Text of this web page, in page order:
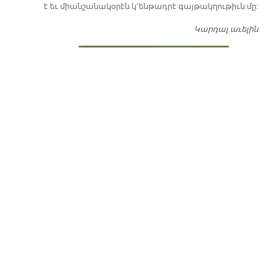
է եւ միանշանակօրէն կ՚ենթադրէ գայթակղութիւն մը:
Կարդալ աւելին